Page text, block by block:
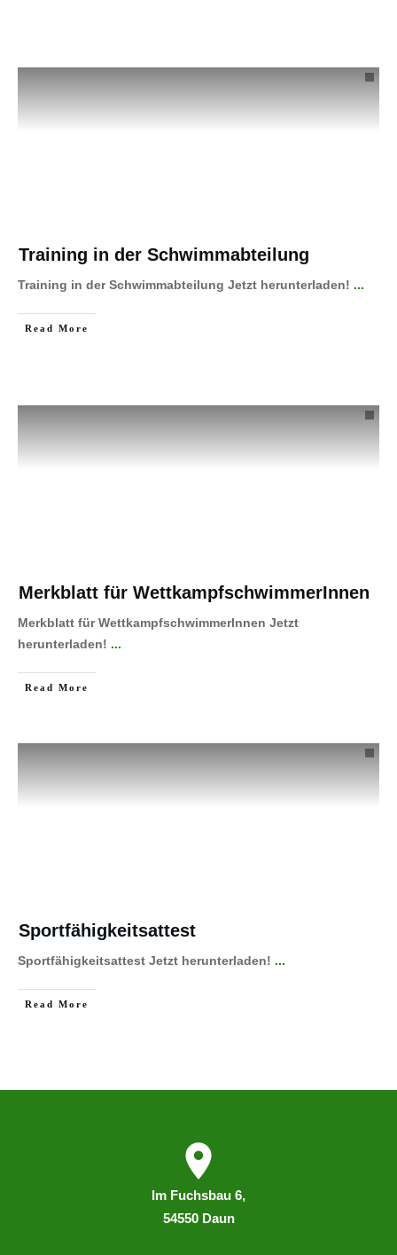
Training in der Schwimmabteilung
Training in der Schwimmabteilung Jetzt herunterladen! ...
Read More
Merkblatt für WettkampfschwimmerInnen
Merkblatt für WettkampfschwimmerInnen Jetzt
herunterladen! ...
Read More
Sportfähigkeitsattest
Sportfähigkeitsattest Jetzt herunterladen! ...
Read More
Im Fuchsbau 6,
54550 Daun